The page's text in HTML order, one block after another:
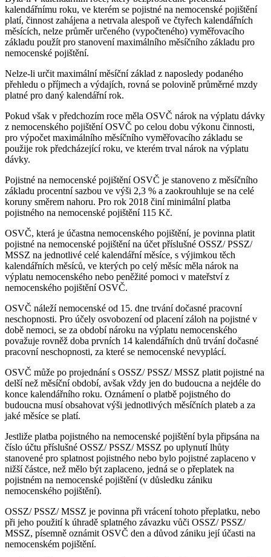
kalendářnímu roku, ve kterém se pojistné na nemocenské pojištění
platí, činnost zahájena a netrvala alespoň ve čtyřech kalendářních
měsících, nelze průměr určeného (vypočteného) vyměřovacího
základu použít pro stanovení maximálního měsíčního základu pro
nemocenské pojištění.
Nelze-li určit maximální měsíční základ z naposledy podaného
přehledu o příjmech a výdajích, rovná se polovině průměrné mzdy
platné pro daný kalendářní rok.
Pokud však v předchozím roce měla OSVČ nárok na výplatu dávky
z nemocenského pojištění OSVČ po celou dobu výkonu činnosti,
pro výpočet maximálního měsíčního vyměřovacího základu se
použije rok předcházející roku, ve kterém trval nárok na výplatu
dávky.
Pojistné na nemocenské pojištění OSVČ je stanoveno z měsíčního
základu procentní sazbou ve výši 2,3 % a zaokrouhluje se na celé
koruny směrem nahoru. Pro rok 2018 činí minimální platba
pojistného na nemocenské pojištění 115 Kč.
OSVČ, která je účastna nemocenského pojištění, je povinna platit
pojistné na nemocenské pojištění na účet příslušné OSSZ/ PSSZ/
MSSZ na jednotlivé celé kalendářní měsíce, s výjimkou těch
kalendářních měsíců, ve kterých po celý měsíc měla nárok na
výplatu nemocenského nebo peněžité pomoci v mateřství z
nemocenského pojištění OSVČ.
OSVČ náleží nemocenské od 15. dne trvání dočasné pracovní
neschopnosti. Pro účely osvobození od placení záloh na pojistné v
době nemoci, se za období nároku na výplatu nemocenského
považuje rovněž doba prvních 14 kalendářních dnů trvání dočasné
pracovní neschopnosti, za které se nemocenské nevyplácí.
OSVČ může po projednání s OSSZ/ PSSZ/ MSSZ platit pojistné na
delší než měsíční období, avšak vždy jen do budoucna a nejdéle do
konce kalendářního roku. Oznámení o platbě pojistného do
budoucna musí obsahovat výši jednotlivých měsíčních plateb a za
jaké měsíce se platí.
Jestliže platba pojistného na nemocenské pojištění byla připsána na
číslo účtu příslušné OSSZ/ PSSZ/ MSSZ po uplynutí lhůty
stanovené pro splatnost pojistného nebo bylo pojistné zaplaceno v
nižší částce, než mělo být zaplaceno, jedná se o přeplatek na
pojistném na nemocenské pojištění (v důsledku zániku
nemocenského pojištění).
OSSZ/ PSSZ/ MSSZ je povinna při vrácení tohoto přeplatku, nebo
při jeho použití k úhradě splatného závazku vůči OSSZ/ PSSZ/
MSSZ, písemně oznámit OSVČ den a důvod zániku její účasti na
nemocenském pojištění.